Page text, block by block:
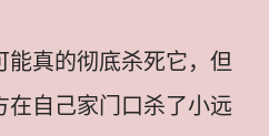
能真的彻底杀死它，但
在自己家门口杀了小远